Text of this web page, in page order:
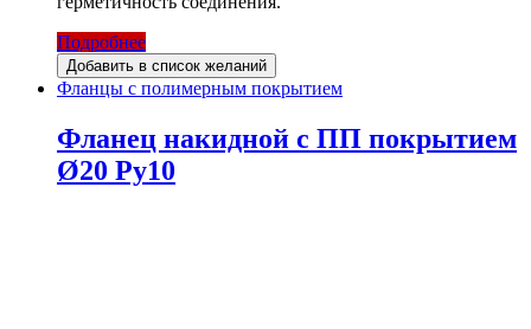
Подробнее
Добавить в список желаний
Фланцы с полимерным покрытием
Фланец накидной с ПП покрытием
Ø20 Ру10